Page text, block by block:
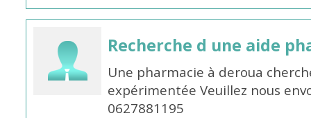
Recherche d une aide
Une pharmacie à deroua
expérimentée Veuillez nous
0627881195